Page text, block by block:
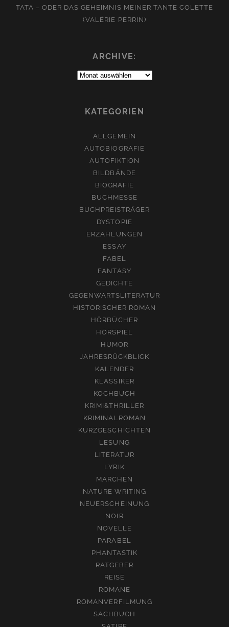
TATA – ODER DAS GEHEIMNIS MEINER TANTE COLETTE
(VALÉRIE PERRIN)
ARCHIVE:
Archive:
KATEGORIEN
ALLGEMEIN
AUTOBIOGRAFIE
AUTOFIKTION
BILDBÄNDE
BIOGRAFIE
BUCHMESSE
BUCHPREISTRÄGER
DYSTOPIE
ERZÄHLUNGEN
ESSAY
FABEL
FANTASY
GEDICHTE
GEGENWARTSLITERATUR
HISTORISCHER ROMAN
HÖRBÜCHER
HÖRSPIEL
HUMOR
JAHRESRÜCKBLICK
KALENDER
KLASSIKER
KOCHBUCH
KRIMI&THRILLER
KRIMINALROMAN
KURZGESCHICHTEN
LESUNG
LITERATUR
LYRIK
MÄRCHEN
NATURE WRITING
NEUERSCHEINUNG
NOIR
NOVELLE
PARABEL
PHANTASTIK
RATGEBER
REISE
ROMANE
ROMANVERFILMUNG
SACHBUCH